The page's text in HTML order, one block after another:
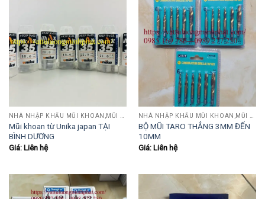
NHÀ NHẬP KHẨU MŨI KHOAN,MŨI TARO,MŨI TIỆN,MŨI PHAY....
Mũi khoan từ Unika japan TẠI
BÌNH DƯƠNG
Giá: Liên hệ
NHÀ NHẬP KHẨU MŨI KHOAN,MŨI TARO,MŨI TIỆN,MŨI PHAY....
BỘ MŨI TARO THẲNG 3MM ĐẾN
10MM
Giá: Liên hệ